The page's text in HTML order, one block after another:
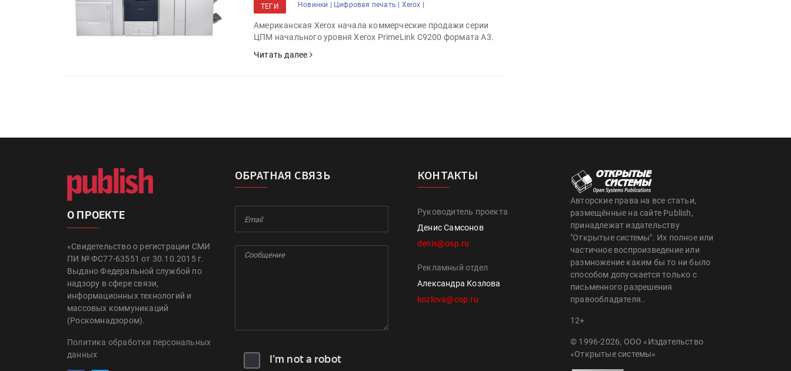
ТЕГИ Новинки | Цифровая печать | Xerox |
Американская Xerox начала коммерческие продажи серии
ЦПМ начального уровня Xerox PrimeLink С9200 формата A3.
Читать далее
О ПРОЕКТЕ
«Свидетельство о регистрации СМИ
ПИ № ФС77-63551 от 30.10.2015 г.
Выдано Федеральной службой по
надзору в сфере связи,
информационных технологий и
массовых коммуникаций
(Роскомнадзором).
Политика обработки персональных
данных
ОБРАТНАЯ СВЯЗЬ КОНТАКТЫ
Руководитель проекта
Денис Самсонов
denis@osp.ru
Рекламный отдел
Александра Козлова
kozlova@osp.ru
Авторские права на все статьи,
размещённые на сайте Publish,
принадлежат издательству
"Открытые системы". Их полное или
частичное воспроизведение или
размножение каким бы то ни было
способом допускается только с
письменного разрешения
правообладателя..
12+
© 1996-2026, ООО «Издательство
«Открытые системы»